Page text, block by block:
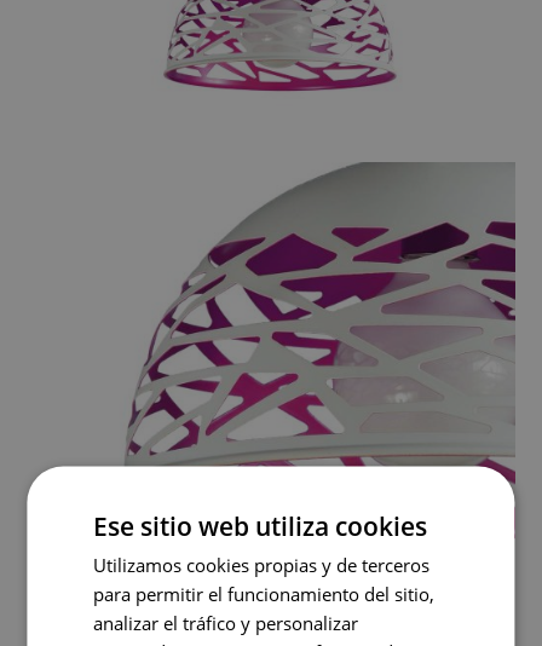
Ese sitio web utiliza cookies
Utilizamos cookies propias y de terceros
para permitir el funcionamiento del sitio,
analizar el tráfico y personalizar